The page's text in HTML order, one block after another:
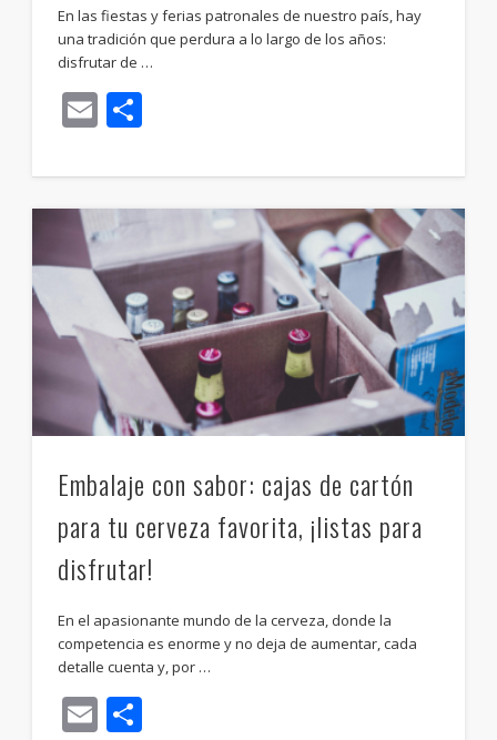
En las fiestas y ferias patronales de nuestro país, hay
una tradición que perdura a lo largo de los años:
disfrutar de …
Email
Embalaje con sabor: cajas de cartón
para tu cerveza favorita, ¡listas para
disfrutar!
En el apasionante mundo de la cerveza, donde la
competencia es enorme y no deja de aumentar, cada
detalle cuenta y, por …
Email